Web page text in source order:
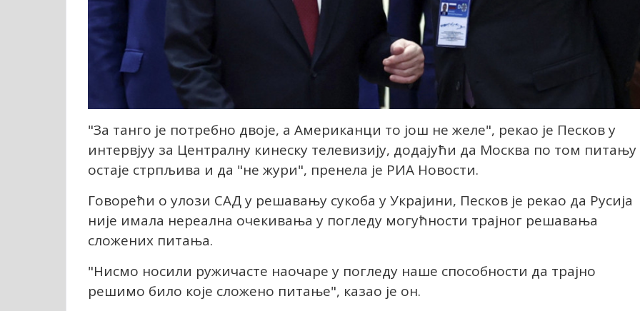
"За танго је потребно двоје, а Американци то још не желе", рекао је Песков у
интервјуу за Централну кинеску телевизију, додајући да Москва по том питању
остаје стрпљива и да "не жури", пренела је РИА Новости.
Говорећи о улози САД у решавању сукоба у Украјини, Песков је рекао да Русија
није имала нереална очекивања у погледу могућности трајног решавања
сложених питања.
"Нисмо носили ружичасте наочаре у погледу наше способности да трајно
решимо било које сложено питање", казао је он.